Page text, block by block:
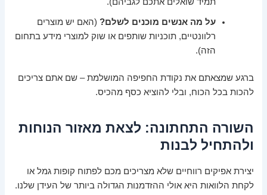
תמיד שואלים אתכם לגביהם).
על מה אנשים מוכנים לשלם? (האם יש מוצרים
רלוונטיים, תוכניות שותפים או שוק למוצרי מידע בתחום
הזה).
ברגע שמצאתם את נקודת החפיפה המושלמת – שם אתם צריכים
להכות בכל הכוח, ובלי להוציא כסף מהכיס.
השורה התחתונה: לצאת מאזור הנוחות
ולהתחיל לבנות
יצירת אפיקים רווחיים שלא מצריכים מכם לפתוח קופות גמל או
לקחת הלוואות היא אולי ההזדמנות הגדולה ביותר של העידן שלנו.